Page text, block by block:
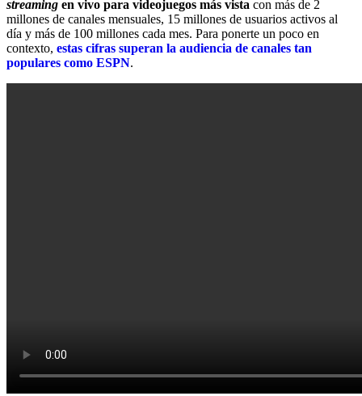
streaming en vivo para videojuegos más vista con más de 2
millones de canales mensuales, 15 millones de usuarios activos al
día y más de 100 millones cada mes. Para ponerte un poco en
contexto, estas cifras superan la audiencia de canales tan
populares como ESPN.